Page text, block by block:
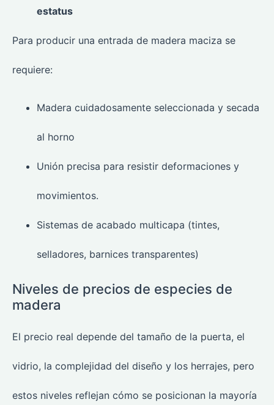
estatus
Para producir una entrada de madera maciza se
requiere:
Madera cuidadosamente seleccionada y secada
al horno
Unión precisa para resistir deformaciones y
movimientos.
Sistemas de acabado multicapa (tintes,
selladores, barnices transparentes)
Niveles de precios de especies de
madera
El precio real depende del tamaño de la puerta, el
vidrio, la complejidad del diseño y los herrajes, pero
estos niveles reflejan cómo se posicionan la mayoría